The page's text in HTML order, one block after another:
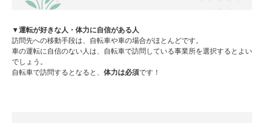
▼運転が好きな人・体力に自信がある人
訪問先への移動手段は、自転車や車の場合がほとんどです。
車の運転に自信のない人は、自転車で訪問している事業所を選択するとよい
でしょう。
自転車で訪問するとなると、 体力は必須です！